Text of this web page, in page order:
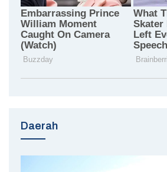
Daerah